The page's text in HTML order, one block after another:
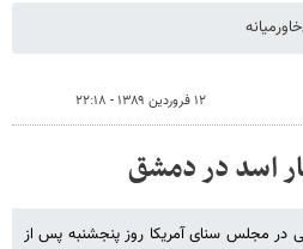
خاورمیانه
۱۲ فروردین ۱۳۸۹ - ۲۲:۱۸
اسد در دمشق
در مجلس سنای آمریکا روز پنجشنبه پس از